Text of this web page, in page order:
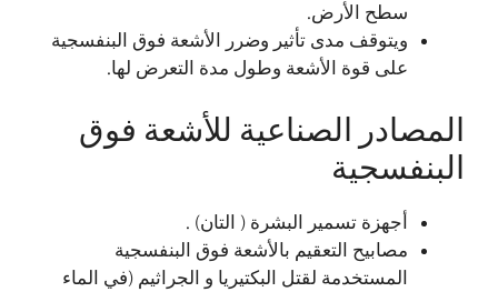
سطح الأرض.
ويتوقف مدى تأثير وضرر الأشعة فوق البنفسجية
على قوة الأشعة وطول مدة التعرض لها.
المصادر الصناعية للأشعة فوق
البنفسجية
أجهزة تسمير البشرة ( التان) .
مصابيح التعقيم بالأشعة فوق البنفسجية
المستخدمة لقتل البكتيريا و الجراثيم (في الماء